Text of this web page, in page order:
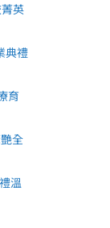
英
典禮
育
全
溫